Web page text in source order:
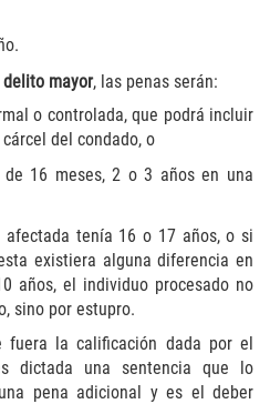
Imprudente sin Presencia
de DUI
de Edad
Ofensa de DUI
de DUI
delito mayor, las penas serán:
o controlada, que podrá incluir
del condado, o
16 meses, 2 o 3 años en una
afectada tenía 16 o 17 años, o si
existiera alguna diferencia en
años, el individuo procesado no
sino por estupro.
fuera la calificación dada por el
dictada una sentencia que lo
pena adicional y es el deber